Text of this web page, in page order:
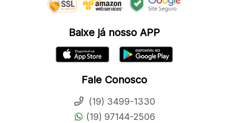
Baixe já nosso APP
Fale Conosco
(19) 3499-1330
(19) 97144-2506